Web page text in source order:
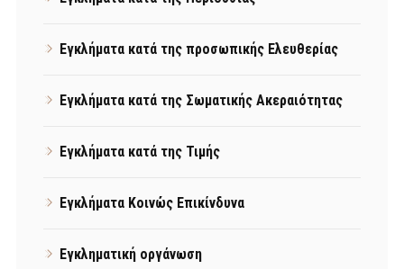
Εγκλήματα κατά της προσωπικής Ελευθερίας
Εγκλήματα κατά της Σωματικής Ακεραιότητας
Εγκλήματα κατά της Τιμής
Εγκλήματα Κοινώς Επικίνδυνα
Εγκληματική οργάνωση